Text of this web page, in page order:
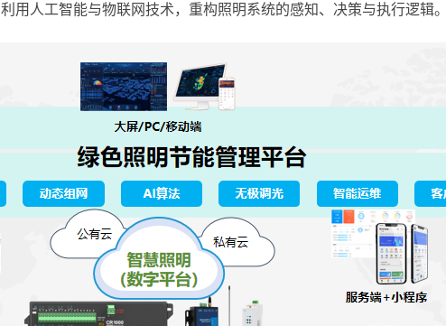
利用人工智能与物联网技术，重构照明系统的感知、决策与执行逻辑